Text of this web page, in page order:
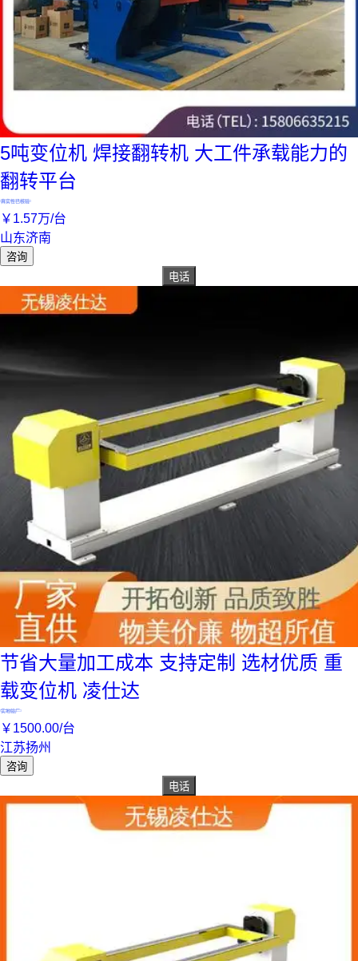
5吨变位机 焊接翻转机 大工件承载能力的
翻转平台
真实性已核验
￥ 1.57万/台
山东济南
咨询
电话
节省大量加工成本 支持定制 选材优质 重
载变位机 凌仕达
实地验厂
￥ 1500.00/台
江苏扬州
咨询
电话